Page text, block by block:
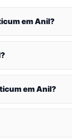
emAnil?
?
emAnil?